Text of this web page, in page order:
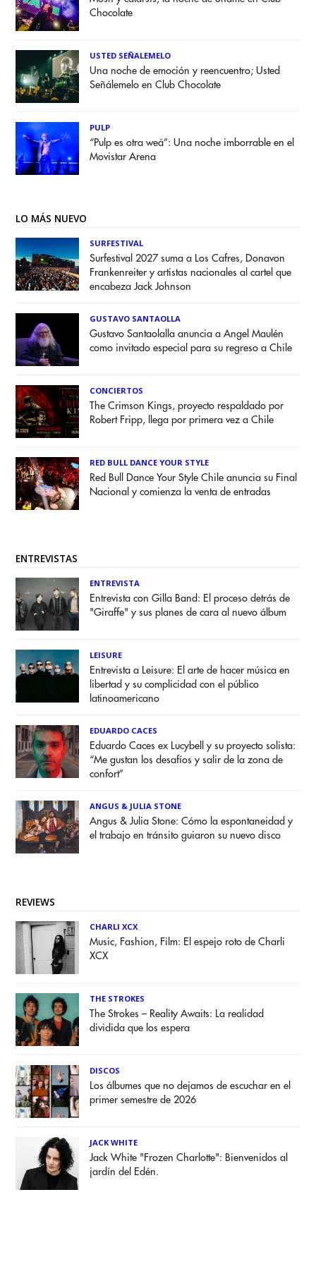
Chocolate
USTED SEÑALEMELO
Una noche de emoción y reencuentro; Usted
Señálemelo en Club Chocolate
PULP
“Pulp es otra weá”: Una noche imborrable en el
Movistar Arena
LO MÁS NUEVO
SURFESTIVAL
Surfestival 2027 suma a Los Cafres, Donavon
Frankenreiter y artistas nacionales al cartel que
encabeza Jack Johnson
GUSTAVO SANTAOLLA
Gustavo Santaolalla anuncia a Angel Maulén
como invitado especial para su regreso a Chile
CONCIERTOS
The Crimson Kings, proyecto respaldado por
Robert Fripp, llega por primera vez a Chile
RED BULL DANCE YOUR STYLE
Red Bull Dance Your Style Chile anuncia su Final
Nacional y comienza la venta de entradas
ENTREVISTAS
ENTREVISTA
Entrevista con Gilla Band: El proceso detrás de
"Giraffe" y sus planes de cara al nuevo álbum
LEISURE
Entrevista a Leisure: El arte de hacer música en
libertad y su complicidad con el público
latinoamericano
EDUARDO CACES
Eduardo Caces ex Lucybell y su proyecto solista:
“Me gustan los desafíos y salir de la zona de
confort”
ANGUS & JULIA STONE
Angus & Julia Stone: Cómo la espontaneidad y
el trabajo en tránsito guiaron su nuevo disco
REVIEWS
CHARLI XCX
Music, Fashion, Film: El espejo roto de Charli
XCX
THE STROKES
The Strokes – Reality Awaits: La realidad
dividida que los espera
DISCOS
Los álbumes que no dejamos de escuchar en el
primer semestre de 2026
JACK WHITE
Jack White "Frozen Charlotte": Bienvenidos al
jardín del Edén.